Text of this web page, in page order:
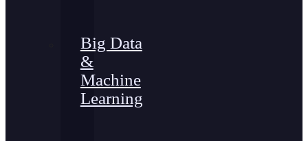
Big Data
&
Machine
Learning